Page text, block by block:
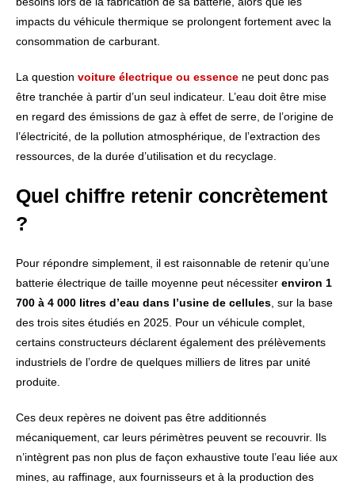
impacts du véhicule thermique se prolongent fortement avec la
consommation de carburant.
La question voiture électrique ou essence ne peut donc pas
être tranchée à partir d’un seul indicateur. L’eau doit être mise
en regard des émissions de gaz à effet de serre, de l’origine de
l’électricité, de la pollution atmosphérique, de l’extraction des
ressources, de la durée d’utilisation et du recyclage.
Quel chiffre retenir concrètement
?
Pour répondre simplement, il est raisonnable de retenir qu’une
batterie électrique de taille moyenne peut nécessiter environ 1
700 à 4 000 litres d’eau dans l’usine de cellules , sur la base
des trois sites étudiés en 2025. Pour un véhicule complet,
certains constructeurs déclarent également des prélèvements
industriels de l’ordre de quelques milliers de litres par unité
produite.
Ces deux repères ne doivent pas être additionnés
mécaniquement, car leurs périmètres peuvent se recouvrir. Ils
n’intègrent pas non plus de façon exhaustive toute l’eau liée aux
mines, au raffinage, aux fournisseurs et à la production des